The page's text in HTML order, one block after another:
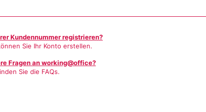
Kundennummer registrieren?
Sie Ihr Konto erstellen.
Fragen an working@office?
Sie die FAQs.